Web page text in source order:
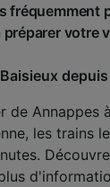
fréquemment
votre
de Annappes
les trains